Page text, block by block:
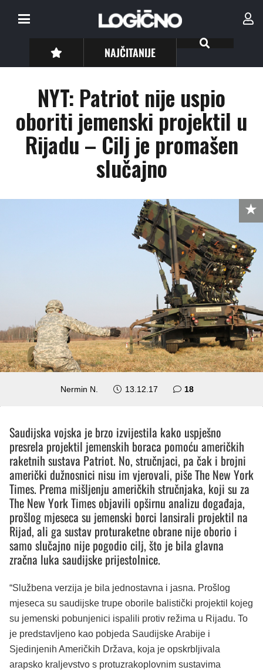
NAJČITANIJE
NYT: Patriot nije uspio
oboriti jemenski projektil u
Rijadu – Cilj je promašen
slučajno
Nermin N. 13.12.17 18komentara
Saudijska vojska je brzo izvijestila kako uspješno
presrela projektil jemenskih boraca pomoću američkih
raketnih sustava Patriot. No, stručnjaci, pa čak i brojni
američki dužnosnici nisu im vjerovali, piše The New York
Times. Prema mišljenju američkih stručnjaka, koji su za
The New York Times objavili opširnu analizu događaja,
prošlog mjeseca su jemenski borci lansirali projektil na
Rijad, ali ga sustav proturaketne obrane nije oborio i
samo slučajno nije pogodio cilj, što je bila glavna
zračna luka saudijske prijestolnice.
“Službena verzija je bila jednostavna i jasna. Prošlog
mjeseca su saudijske trupe oborile balistički projektil kojeg
su jemenski pobunjenici ispalili protiv režima u Rijadu. To
je predstavljeno kao pobjeda Saudijske Arabije i
Sjedinjenih Američkih Država, koja je opskrbljivala
arapsko kraljevstvo s protuzrakoplovnim sustavima